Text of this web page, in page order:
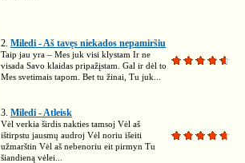
2. Miledi - Aš tavęs niekados nepamiršiu
Taip jau yra – Mes juk visi klystam Ir ne
visada Savo klaidas pripažįstam. Gal ir dėl to
Mes svetimais tapom. Bet tu žinai, Tu juk...
3. Miledi - Atleisk
Vėl verkia širdis nakties tamsoj Vėl aš
ištirpstu jausmų audroj Vėl noriu išeiti
užmarštin Vėl aš nebenoriu eit pirmyn Tu
šiandieną vėlei...